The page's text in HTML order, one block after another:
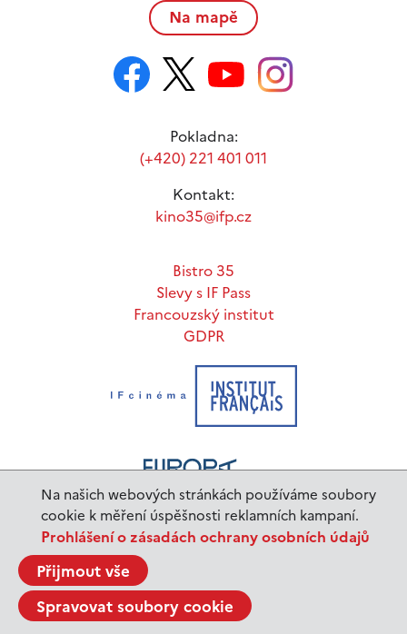
Na našich webových stránkách používáme soubory
cookie k měření úspěšnosti reklamních kampaní.
Prohlášení o zásadách ochrany osobních údajů
Přijmout vše
Spravovat soubory cookie
Na mapě
Pokladna:
(+420) 221 401 011
Kontakt:
kino35@ifp.cz
Bistro 35
Slevy s IF Pass
Francouzský institut
GDPR
© 2023 Institut français de Prague |
code:BurnITdesign:Tajpej Design